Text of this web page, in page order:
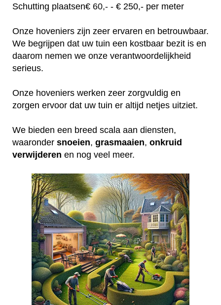
Schutting plaatsen€ 60,- - € 250,- per meter
Onze hoveniers zijn zeer ervaren en betrouwbaar.
We begrijpen dat uw tuin een kostbaar bezit is en
daarom nemen we onze verantwoordelijkheid
serieus.
Onze hoveniers werken zeer zorgvuldig en
zorgen ervoor dat uw tuin er altijd netjes uitziet.
We bieden een breed scala aan diensten,
waaronder snoeien, grasmaaien, onkruid
verwijderen en nog veel meer.